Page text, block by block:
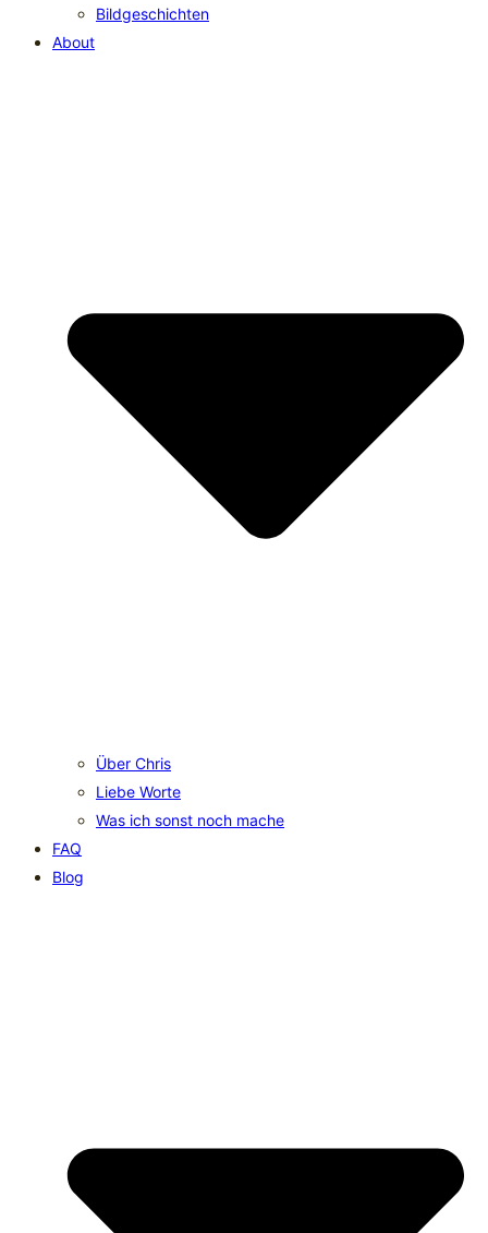
Bildgeschichten
About
Über Chris
Liebe Worte
Was ich sonst noch mache
FAQ
Blog